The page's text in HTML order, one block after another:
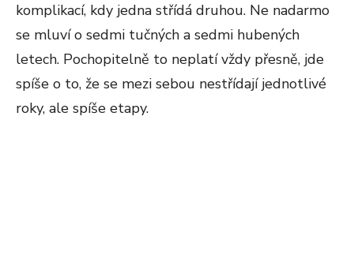
komplikací, kdy jedna střídá druhou. Ne nadarmo
se mluví o sedmi tučných a sedmi hubených
letech. Pochopitelně to neplatí vždy přesně, jde
spíše o to, že se mezi sebou nestřídají jednotlivé
roky, ale spíše etapy.